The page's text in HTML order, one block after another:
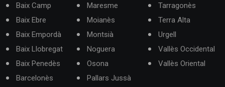
Baix Camp
Baix Ebre
Baix Empordà
Baix Llobregat
Baix Penedès
Barcelonès
Maresme
Moianès
Montsià
Noguera
Osona
Pallars Jussà
Tarragonès
Terra Alta
Urgell
Vallès Occidental
Vallès Oriental